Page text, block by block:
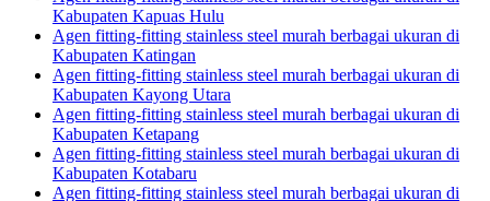
Kabupaten Kapuas Hulu
Agen fitting-fitting stainless steel murah berbagai ukuran di
Kabupaten Katingan
Agen fitting-fitting stainless steel murah berbagai ukuran di
Kabupaten Kayong Utara
Agen fitting-fitting stainless steel murah berbagai ukuran di
Kabupaten Ketapang
Agen fitting-fitting stainless steel murah berbagai ukuran di
Kabupaten Kotabaru
Agen fitting-fitting stainless steel murah berbagai ukuran di